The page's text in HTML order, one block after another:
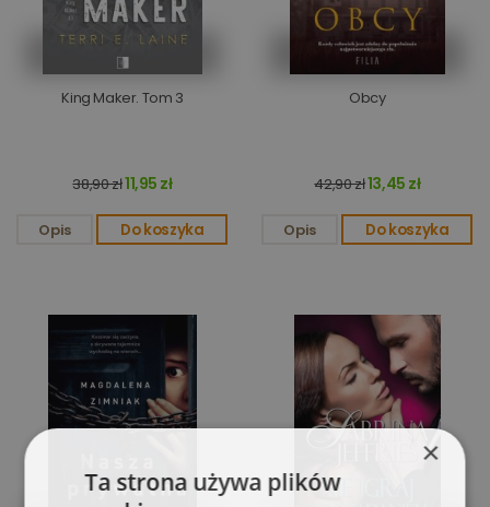
King Maker. Tom 3
38,90 zł11,95 zł
Opis Do koszyka
Obcy
42,90 zł13,45 zł
Opis Do koszyka
×
Ta strona używa plików